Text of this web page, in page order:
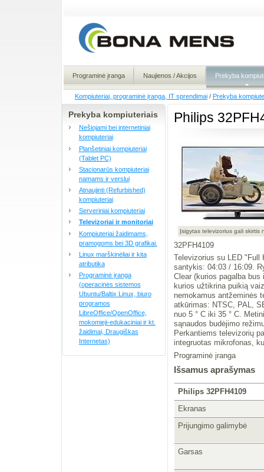
Programinė įranga Naujienos / Akcijos Prekyba
Kompiuteriai, programinė įranga, IT sprendimai / Prekyba
Prekyba kompiuteriais
Nešiojami bei internetiniai
kompiuteriai
Planšetiniai kompiuteriai
(Tablet PC)
Stacionarūs kompiuteriai
namams ir verslui
Atnaujinti (Refurbished)
kompiuteriai
Serveriniai kompiuteriai
Televizoriai ir monitoriai
Kompiuteriai žaidimams,
pramogoms bei 3D grafikai.
Linux marškinėliai ir kita
atributika
Programinė įranga
(operacinės sistemos
Ubuntu/Baltix Linux, biuro
programos
LibreOffice/OpenOffice,
mokomieji-edukaciniai ir kt.
žaidimai, Draugiškas
Internetas)
Philips
Įsigytas televizorius gali
32PFH4109
Televizorius su LED "Full
santykis: 04:03 / 16:09.
Clear (kurios pagalba
kurios užtikrina puikią
nemokamus antžeminės
atkūrimas: NTSC, PAL,
nuo 5 ° C iki 35 ° C.
sąnaudos budėjimo
Perkantiems televizorių
integruotas mikrofonas,
Programinė įranga
Išsamus aprašymas
Philips 32PFH4109
Ekranas
Prijungimo galimybė
Garsas